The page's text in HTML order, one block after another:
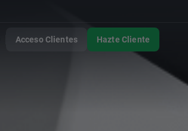
Acceso Clientes Hazte Cliente